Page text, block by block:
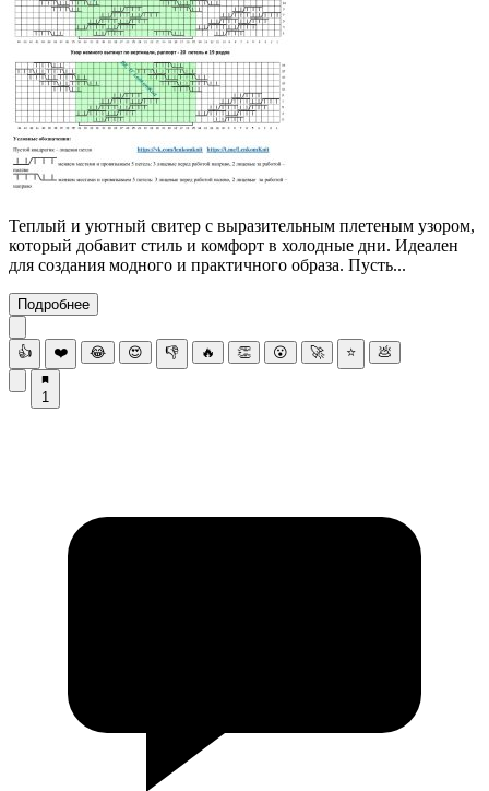
Теплый и уютный свитер с выразительным плетеным узором,
который добавит стиль и комфорт в холодные дни. Идеален
для создания модного и практичного образа. Пусть...
Подробнее
👍 ❤️ 😂 😍 👎 🔥 👏 😮 🚀 ⭐ 💩
1